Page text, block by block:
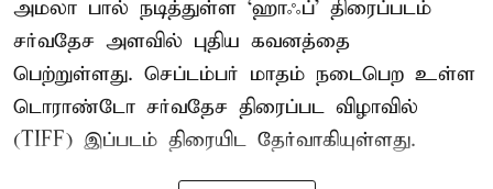
அமலா பால் நடித்துள்ள ‘ஹாஃப்’ திரைப்படம்
சர்வதேச அளவில் புதிய கவனத்தை
பெற்றுள்ளது. செப்டம்பர் மாதம் நடைபெற உள்ள
டொராண்டோ சர்வதேச திரைப்பட விழாவில்
(TIFF) இப்படம் திரையிட தேர்வாகியுள்ளது.